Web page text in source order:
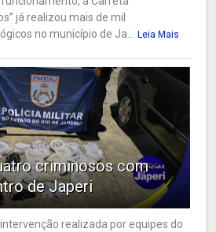
já realizou mais de mil
no município de Ja...
Leia Mais
criminosos com
de Japeri
realizada por equipes do